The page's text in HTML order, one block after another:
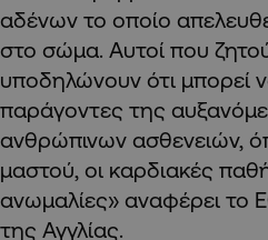
αδένων το οποίο
στο σώμα. Αυτοί που
υποδηλώνουν ότι μπορεί
παράγοντες της
ανθρώπινων ασθενειών,
μαστού, οι καρδιακές
ανωμαλίες» αναφέρει το
της Αγγλίας.